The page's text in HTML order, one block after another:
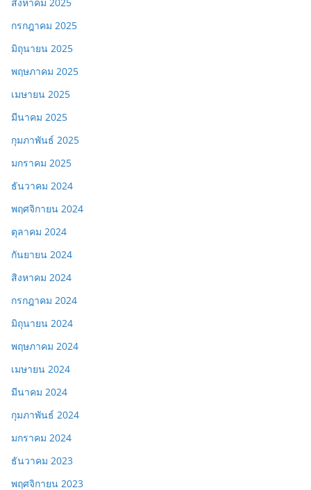
กรกฎาคม 2025
มิถุนายน 2025
พฤษภาคม 2025
เมษายน 2025
มีนาคม 2025
กุมภาพันธ์ 2025
มกราคม 2025
ธันวาคม 2024
พฤศจิกายน 2024
ตุลาคม 2024
กันยายน 2024
สิงหาคม 2024
กรกฎาคม 2024
มิถุนายน 2024
พฤษภาคม 2024
เมษายน 2024
มีนาคม 2024
กุมภาพันธ์ 2024
มกราคม 2024
ธันวาคม 2023
พฤศจิกายน 2023